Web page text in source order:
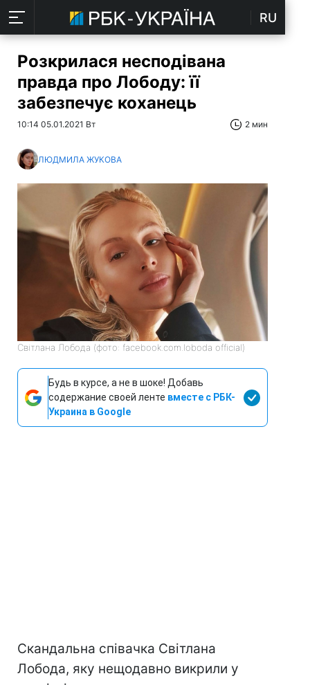
RU
Розкрилася несподівана
правда про Лободу: її
забезпечує коханець
10:14 05.01.2021 Вт 2 мин
ЛЮДМИЛА ЖУКОВА
Світлана Лобода (фото: facebook.com.loboda official)
Будь в курсе, а не в шоке! Добавь
содержание своей ленте вместе с РБК-
Украина в Google
Скандальна співачка Світлана
Лобода, яку нещодавно викрили у